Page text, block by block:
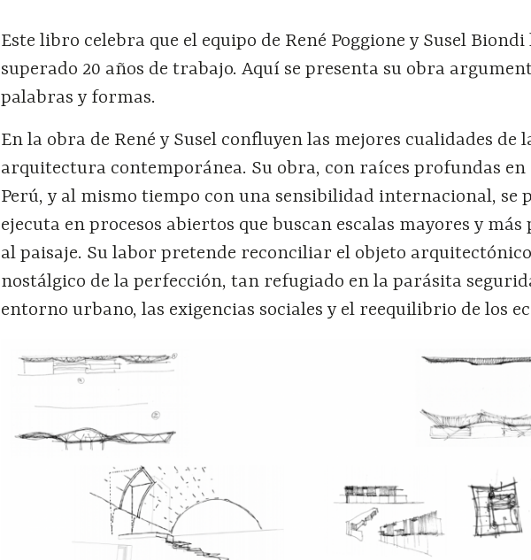
Este libro celebra que el equipo de René Poggione y Susel Biondi
superado 20 años de trabajo. Aquí se presenta su obra
palabras y formas.
En la obra de René y Susel confluyen las mejores cualidades de
arquitectura contemporánea. Su obra, con raíces profundas en
Perú, y al mismo tiempo con una sensibilidad internacional, se
ejecuta en procesos abiertos que buscan escalas mayores y
al paisaje. Su labor pretende reconciliar el objeto
nostálgico de la perfección, tan refugiado en la parásita
entorno urbano, las exigencias sociales y el reequilibrio de los